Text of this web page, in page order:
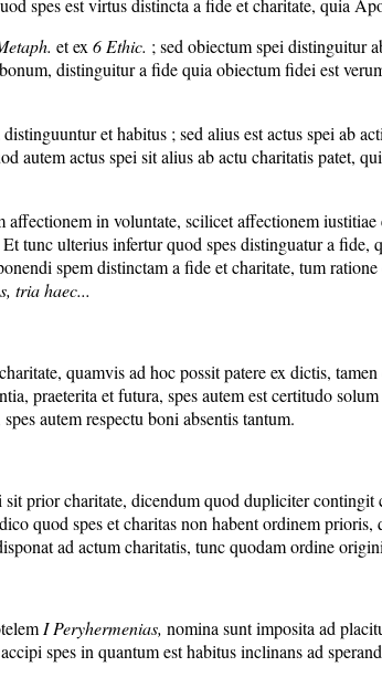
spes est virtus distincta a fide et charitate, quia
. et ex 6 Ethic. ; sed obiectum spei distinguitur
distinguitur a fide quia obiectum fidei est
et habitus ; sed alius est actus spei ab
autem actus spei sit alius ab actu charitatis patet,
affectionem in voluntate, scilicet affectionem
tunc ulterius infertur quod spes distinguatur a
spem distinctam a fide et charitate, tum
tria haec...
quamvis ad hoc possit patere ex dictis,
praeterita et futura, spes autem est certitudo
autem respectu boni absentis tantum.
prior charitate, dicendum quod dupliciter
quod spes et charitas non habent ordinem
ad actum charitatis, tunc quodam ordine
I Peryhermenias, nomina sunt imposita ad
spes in quantum est habitus inclinans ad